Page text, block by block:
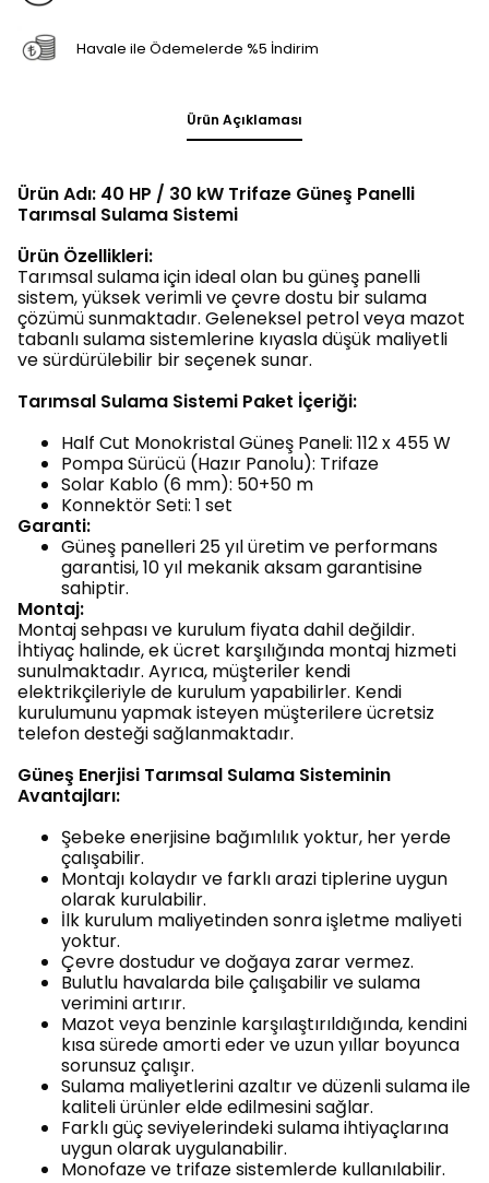
Havale ile Ödemelerde %5 İndirim
Ürün Açıklaması
Ürün Adı: 40 HP / 30 kW Trifaze Güneş Panelli
Tarımsal Sulama Sistemi
Ürün Özellikleri:
Tarımsal sulama için ideal olan bu güneş panelli
sistem, yüksek verimli ve çevre dostu bir sulama
çözümü sunmaktadır. Geleneksel petrol veya mazot
tabanlı sulama sistemlerine kıyasla düşük maliyetli
ve sürdürülebilir bir seçenek sunar.
Tarımsal Sulama Sistemi Paket İçeriği:
Half Cut Monokristal Güneş Paneli: 112 x 455 W
Pompa Sürücü (Hazır Panolu): Trifaze
Solar Kablo (6 mm): 50+50 m
Konnektör Seti: 1 set
Garanti:
Güneş panelleri 25 yıl üretim ve performans
garantisi, 10 yıl mekanik aksam garantisine
sahiptir.
Montaj:
Montaj sehpası ve kurulum fiyata dahil değildir.
İhtiyaç halinde, ek ücret karşılığında montaj hizmeti
sunulmaktadır. Ayrıca, müşteriler kendi
elektrikçileriyle de kurulum yapabilirler. Kendi
kurulumunu yapmak isteyen müşterilere ücretsiz
telefon desteği sağlanmaktadır.
Güneş Enerjisi Tarımsal Sulama Sisteminin
Avantajları:
Şebeke enerjisine bağımlılık yoktur, her yerde
çalışabilir.
Montajı kolaydır ve farklı arazi tiplerine uygun
olarak kurulabilir.
İlk kurulum maliyetinden sonra işletme maliyeti
yoktur.
Çevre dostudur ve doğaya zarar vermez.
Bulutlu havalarda bile çalışabilir ve sulama
verimini artırır.
Mazot veya benzinle karşılaştırıldığında, kendini
kısa sürede amorti eder ve uzun yıllar boyunca
sorunsuz çalışır.
Sulama maliyetlerini azaltır ve düzenli sulama ile
kaliteli ürünler elde edilmesini sağlar.
Farklı güç seviyelerindeki sulama ihtiyaçlarına
uygun olarak uygulanabilir.
Monofaze ve trifaze sistemlerde kullanılabilir.